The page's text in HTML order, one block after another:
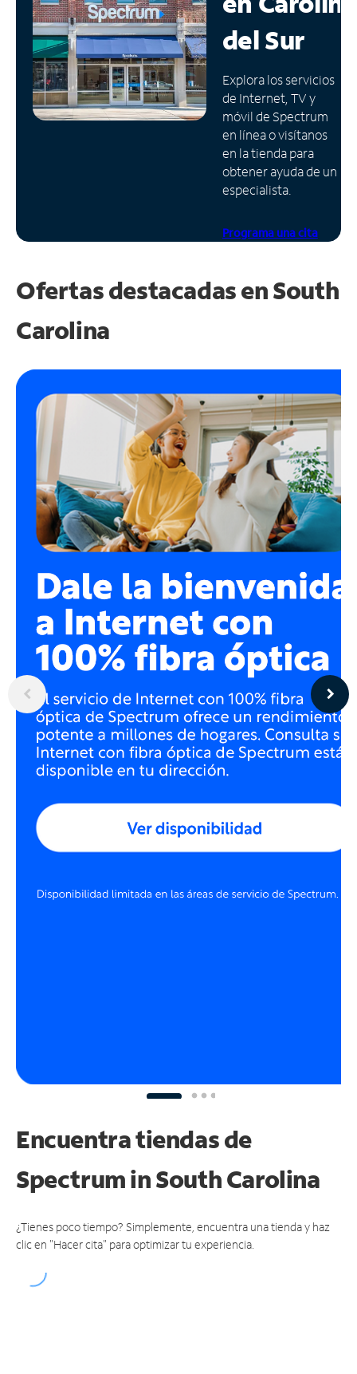
Administrar
cuenta
Encuentra
una
tienda
del Sur
Explora los servicios
de Internet, TV y
móvil de Spectrum
en línea o visítanos
en la tienda para
obtener ayuda de un
especialista.
Programa una cita
Ofertas destacadas enSouth
Carolina
Encuentra tiendas de
Spectrumin South Carolina
¿Tienes poco tiempo? Simplemente, encuentra una tienda y haz
clic en "Hacer cita" para optimizar tu experiencia.